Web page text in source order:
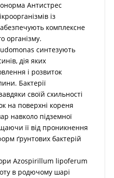
Антистрес
із
комплексне
організму.
синтезують
дія яких
і розвиток
Бактерії
своїй схильності
на поверхні кореня
навколо підземної
її від проникнення
ґрунтових бактерій
Azospirillum lipoferum
в родючому шарі